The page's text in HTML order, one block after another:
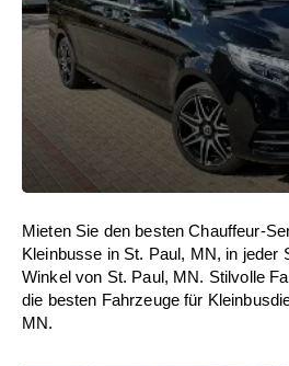
Mieten Sie den besten Chauffeur-
Kleinbusse in St. Paul, MN, in jeder
Winkel von St. Paul, MN. Stilvolle
die besten Fahrzeuge für
MN.